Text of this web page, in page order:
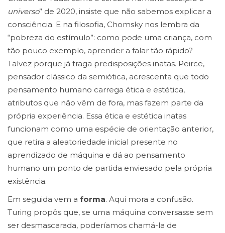
universo” de 2020, insiste que não sabemos explicar a
consciência. E na filosofia, Chomsky nos lembra da
“pobreza do estímulo”: como pode uma criança, com
tão pouco exemplo, aprender a falar tão rápido?
Talvez porque já traga predisposições inatas. Peirce,
pensador clássico da semiótica, acrescenta que todo
pensamento humano carrega ética e estética,
atributos que não vêm de fora, mas fazem parte da
própria experiência. Essa ética e estética inatas
funcionam como uma espécie de orientação anterior,
que retira a aleatoriedade inicial presente no
aprendizado de máquina e dá ao pensamento
humano um ponto de partida enviesado pela própria
existência.
Em seguida vem a forma. Aqui mora a confusão.
Turing propôs que, se uma máquina conversasse sem
ser desmascarada, poderíamos chamá-la de